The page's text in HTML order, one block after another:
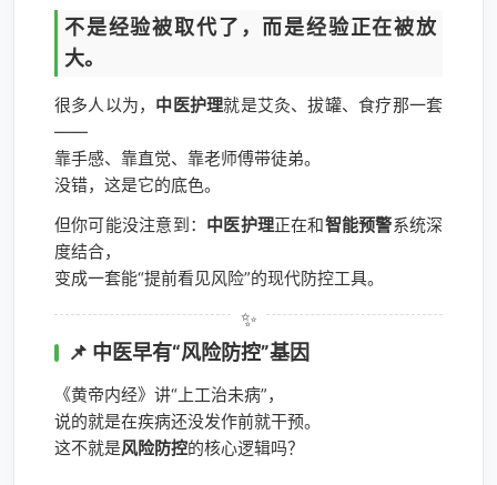
不是经验被取代了，而是经验正在被放
大。
很多人以为， 中医护理就是艾灸、拔罐、食疗那一套
——
靠手感、靠直觉、靠老师傅带徒弟。
没错，这是它的底色。
但你可能没注意到： 中医护理正在和智能预警系统深
度结合，
变成一套能“提前看见风险”的现代防控工具。
📌 中医早有“风险防控”基因
《黄帝内经》讲“上工治未病”，
说的就是在疾病还没发作前就干预。
这不就是风险防控的核心逻辑吗？